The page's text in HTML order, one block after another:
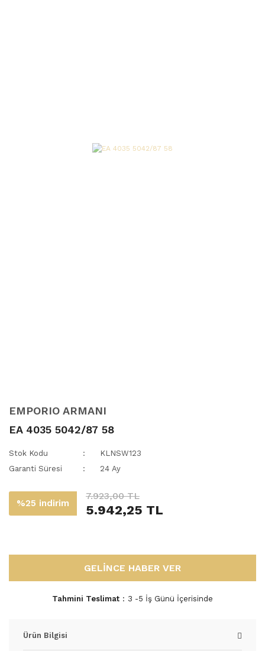
EMPORIO ARMANI
EA 4035 5042/87 58
Stok Kodu
KLNSW123
Garanti Süresi
24 Ay
%25 indirim
7.923,00 TL
5.942,25 TL
GELİNCE HABER VER
Tahmini Teslimat 3 -5 İş Günü İçerisinde
Ürün Bilgisi